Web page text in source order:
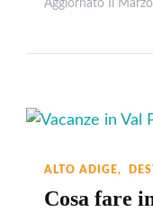
Aggiornato Il
ALTO ADIGE
Cosa fare